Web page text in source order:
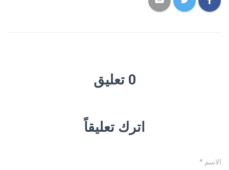
0 تعليق
اترك تعليقاً
الاسم *